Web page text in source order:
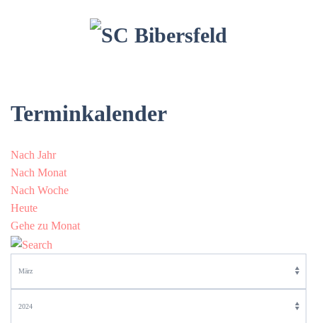
Terminkalender
Nach Jahr
Nach Monat
Nach Woche
Heute
Gehe zu Monat